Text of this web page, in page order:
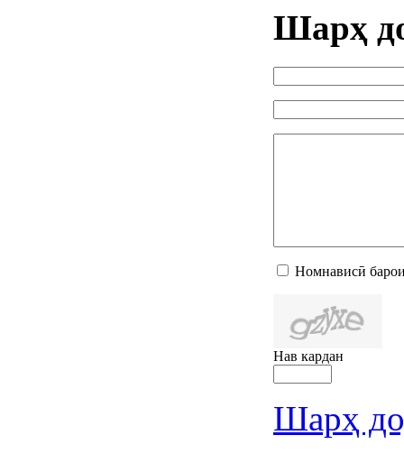
Шарҳ
Номнависӣ
Нав кардан
Шарҳ